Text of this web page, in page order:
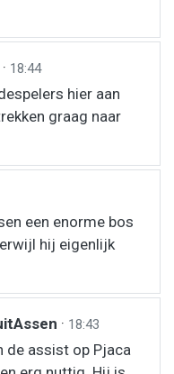
· 18:44
hier aan
graag naar
een enorme bos
hij eigenlijk
· 18:43
assist op Pjaca